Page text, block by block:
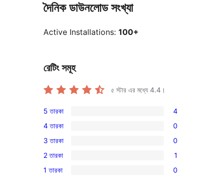
দৈনিক ডাউনলোড সংখ্যা
Active Installations: 100+
রেটিং সমূহ
৫ স্টার এর মধ্যে 4.4 ।
4টি
5-
স্টার
রিভিউ
5 তারকা 4
0টি
4-
স্টার
রিভিউ
4 তারকা 0
0টি
3-
স্টার
3 তারকা 0
1টি
2-
2 তারকা 1
0টি
1 তারকা 0